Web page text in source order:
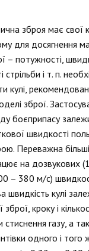
зброя має свої
для досягнення
– потужності,
стрільби і т. п.
кулі,
зброї.
боєприпасу
швидкості
Переважна
на дозвукових
– 380 м/с)
швидкість кулі
кроку і
стиснення газу, а
одного і того